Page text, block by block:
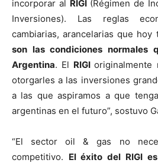
incorporar al RIGI(Régimen de
Inversiones). Las reglas
cambiarias, arancelarias que
son las condiciones normales
Argentina. El RIGIoriginalmente
otorgarles a las inversiones
a las que aspiramos a que
argentinas en el futuro”, sostuvo
“El sector oil & gas no
competitivo. El éxito del RIGI